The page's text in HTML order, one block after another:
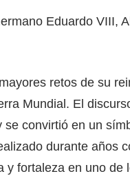
Eduardo VIII,
retos de su
Mundial. El
convirtió en un
durante años
y fortaleza en uno de